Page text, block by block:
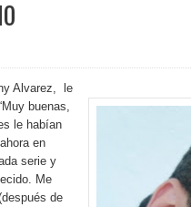
Banreservas lanzan
con una noche de
retos y oportunidades
impulsada por la
como vicepresidenta
Alvarez, le
buenas,
le habían
en
serie y
Me
de